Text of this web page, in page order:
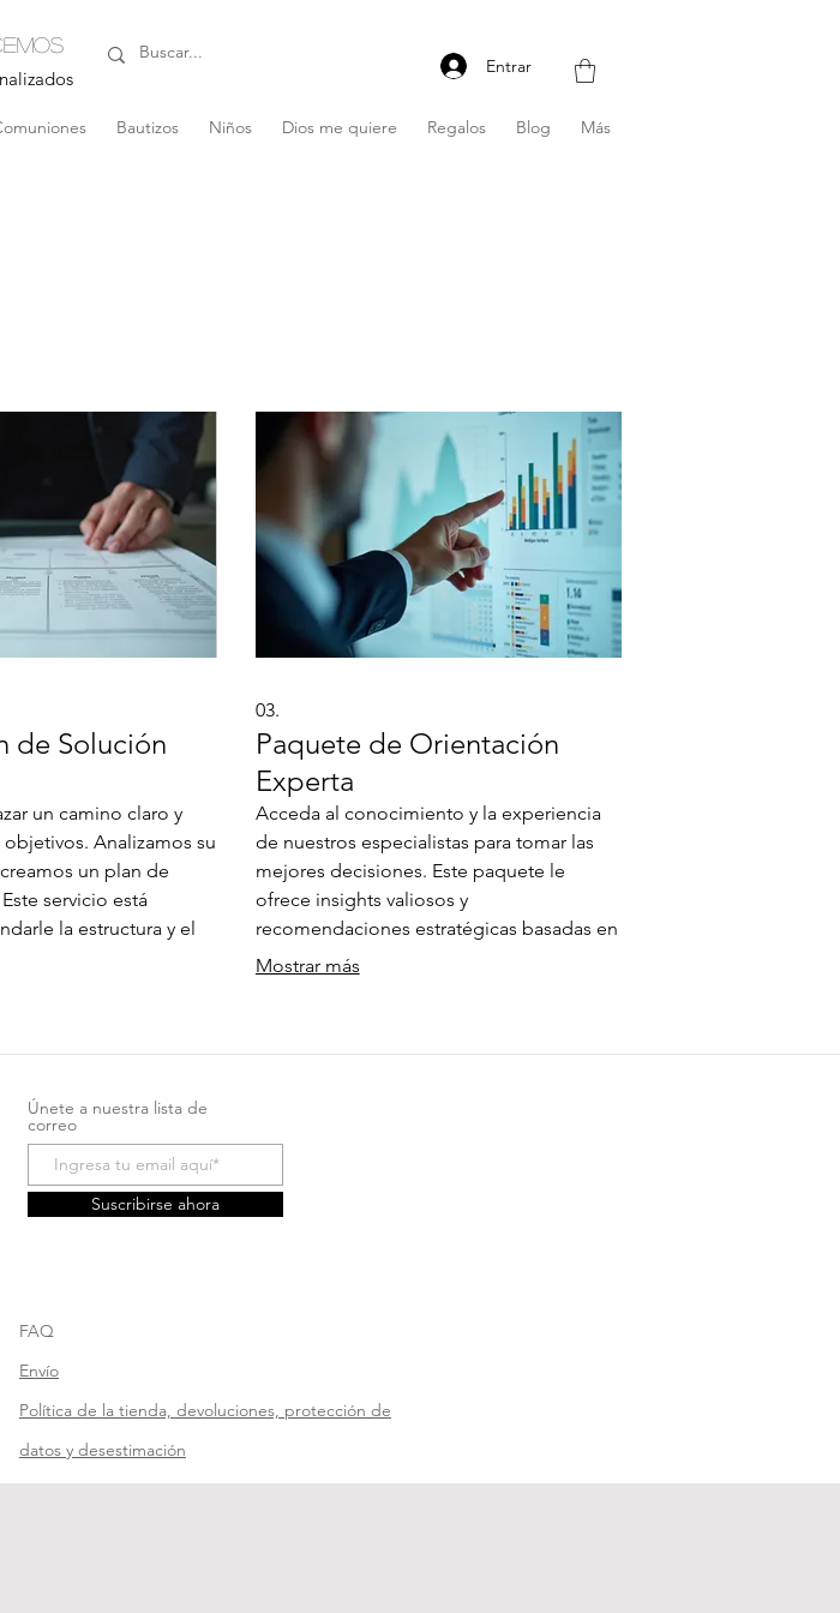
Entrar
Bautizos Niños Dios me quiere Regalos Blog Más
de Solución
un camino claro y
Analizamos su
un plan de
servicio está
la estructura y el
para alcanzar el éxito.
03.
Paquete de Orientación
Experta
Acceda al conocimiento y la experiencia
de nuestros especialistas para tomar las
mejores decisiones. Este paquete le
ofrece insights valiosos y
recomendaciones estratégicas basadas en
profundos análisis. Asegure la mejor
Mostrar más
Únete a nuestra lista de
correo
Suscribirse ahora
FAQ
Envío
Política de la tienda, devoluciones, protección de
datos y desestimación